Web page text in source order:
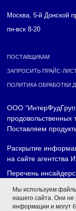
Мы используем
нашего сайта. Они не
информации и могут